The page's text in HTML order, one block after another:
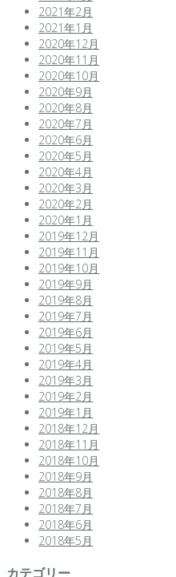
2021年2月
2021年1月
2020年12月
2020年11月
2020年10月
2020年9月
2020年8月
2020年7月
2020年6月
2020年5月
2020年4月
2020年3月
2020年2月
2020年1月
2019年12月
2019年11月
2019年10月
2019年9月
2019年8月
2019年7月
2019年6月
2019年5月
2019年4月
2019年3月
2019年2月
2019年1月
2018年12月
2018年11月
2018年10月
2018年9月
2018年8月
2018年7月
2018年6月
2018年5月